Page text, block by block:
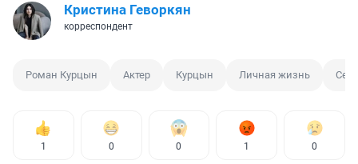
Кристина Геворкян
корреспондент
Роман Курцын Актер Курцын Личная жизнь
1 0 0 1 0